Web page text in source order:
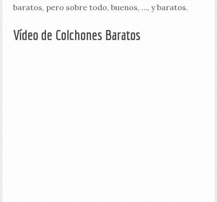
baratos, pero sobre todo, buenos, …, y baratos.
Vídeo de Colchones Baratos